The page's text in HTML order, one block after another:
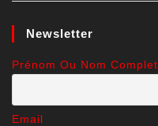
Newsletter
Prénom Ou Nom Complet
Email